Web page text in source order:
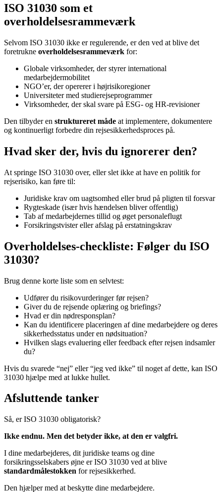
ISO 31030 som et
overholdelsesrammeværk
Selvom ISO 31030 ikke er regulerende, er den ved at blive det
foretrukne overholdelsesrammeværk for:
Globale virksomheder, der styrer international
medarbejdermobilitet
NGO’er, der opererer i højrisikoregioner
Universiteter med studierejseprogrammer
Virksomheder, der skal svare på ESG- og HR-revisioner
Den tilbyder en struktureret måde at implementere, dokumentere
og kontinuerligt forbedre din rejsesikkerhedsproces på.
Hvad sker der, hvis du ignorerer den?
At springe ISO 31030 over, eller slet ikke at have en politik for
rejserisiko, kan føre til:
Juridiske krav om uagtsomhed eller brud på pligten til forsvar
Rygteskade (især hvis hændelsen bliver offentlig)
Tab af medarbejdernes tillid og øget personaleflugt
Forsikringstvister eller afslag på erstatningskrav
Overholdelses-checkliste: Følger du ISO
31030?
Brug denne korte liste som en selvtest:
Udfører du risikovurderinger før rejsen?
Giver du de rejsende oplæring og briefings?
Hvad er din nødresponsplan?
Kan du identificere placeringen af dine medarbejdere og deres
sikkerhedsstatus under en nødsituation?
Hvilken slags evaluering eller feedback efter rejsen indsamler
du?
Hvis du svarede “nej” eller “jeg ved ikke” til noget af dette, kan ISO
31030 hjælpe med at lukke hullet.
Afsluttende tanker
Så, er ISO 31030 obligatorisk?
Ikke endnu. Men det betyder ikke, at den er valgfri.
I dine medarbejderes, dit juridiske teams og dine
forsikringsselskabers øjne er ISO 31030 ved at blive
standardmålestokken for rejsesikkerhed.
Den hjælper med at beskytte dine medarbejdere.